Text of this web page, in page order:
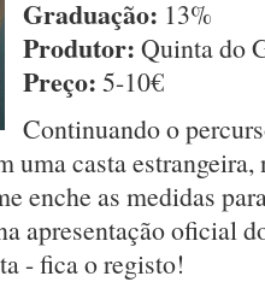
Graduação: 13%
Produtor: Quinta do
Preço: 5-10€
Continuando o
uma casta
enche as medidas
apresentação oficial
- fica o registo!